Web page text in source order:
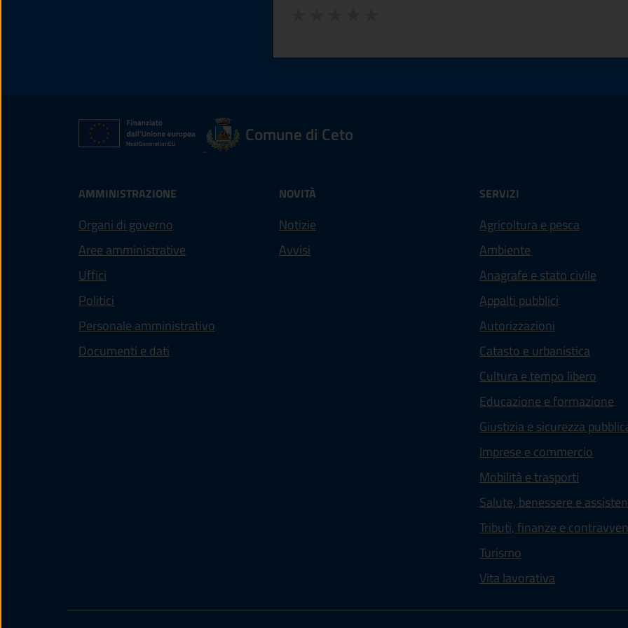
Comune di Ceto
AMMINISTRAZIONE
Organi di governo
Aree amministrative
Uffici
Politici
Personale amministrativo
Documenti e dati
NOVITÀ
Notizie
Avvisi
SERVIZI
Agricoltura e pesca
Ambiente
Anagrafe e stato civile
Appalti pubblici
Autorizzazioni
Catasto e urbanistica
Cultura e tempo libero
Educazione e formazione
Giustizia e sicurezza
Imprese e commercio
Mobilità e trasporti
Salute, benessere e
Tributi, finanze e
Turismo
Vita lavorativa